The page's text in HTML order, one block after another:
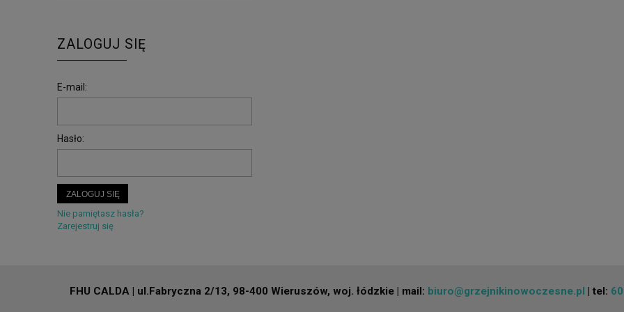
ZALOGUJ SIĘ
E-mail:
Hasło:
ZALOGUJ SIĘ
Nie pamiętasz hasła?
Zarejestruj się
FHU CALDA | ul.Fabryczna 2/13, 98-400 Wieruszów, woj. łódzkie | mail: biuro@grzejnikinowoczesne.pl | tel: